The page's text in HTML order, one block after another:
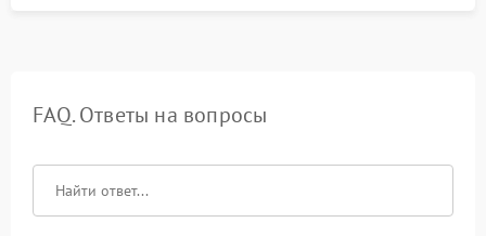
FAQ. Ответы на вопросы